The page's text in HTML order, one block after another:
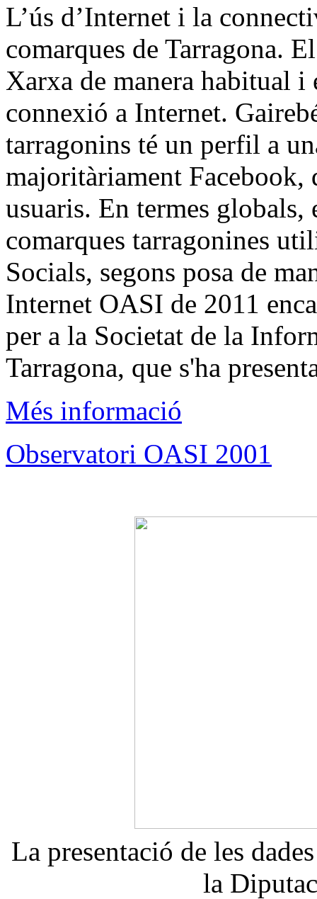
L’ús d’Internet i la
comarques de Tarragona.
Xarxa de manera habitual i
connexió a Internet.
tarragonins té un perfil a
majoritàriament Facebook,
usuaris. En termes
comarques tarragonines
Socials, segons posa de
Internet OASI de 2011
per a la Societat de la
Tarragona, que s'ha
Més informació
Observatori OASI 2001
La presentació de les
la